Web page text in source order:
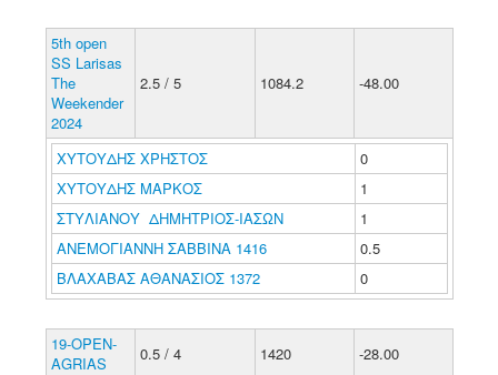
5th open
SS Larisas
The
Weekender
2024
2.5 / 5 1084.2 -48.00
ΧΥΤΟΥΔΗΣ ΧΡΗΣΤΟΣ
0
ΧΥΤΟΥΔΗΣ ΜΑΡΚΟΣ
1
ΣΤΥΛΙΑΝΟΥ ΔΗΜΗΤΡΙΟΣ-ΙΑΣΩΝ
1
ΑΝΕΜΟΓΙΑΝΝΗ ΣΑΒΒΙΝΑ 1416
0.5
ΒΛΑΧΑΒΑΣ ΑΘΑΝΑΣΙΟΣ 1372
0
19-OPEN-
AGRIAS
0.5 / 4 1420 -28.00